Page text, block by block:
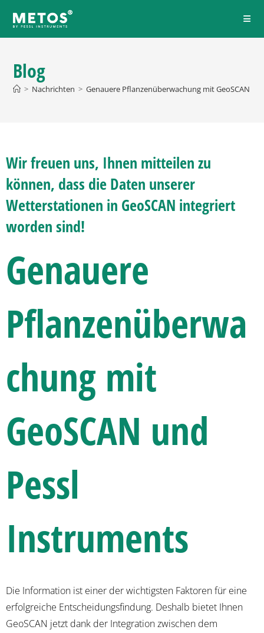
Blog
> Nachrichten > Genauere Pflanzenüberwachung mit GeoSCAN
Wir freuen uns, Ihnen mitteilen zu
können, dass die Daten unserer
Wetterstationen in GeoSCAN integriert
worden sind!
Genauere
Pflanzenüberwa
chung mit
GeoSCAN und
Pessl
Instruments
Die Information ist einer der wichtigsten Faktoren für eine
erfolgreiche Entscheidungsfindung. Deshalb bietet Ihnen
GeoSCAN jetzt dank der Integration zwischen dem